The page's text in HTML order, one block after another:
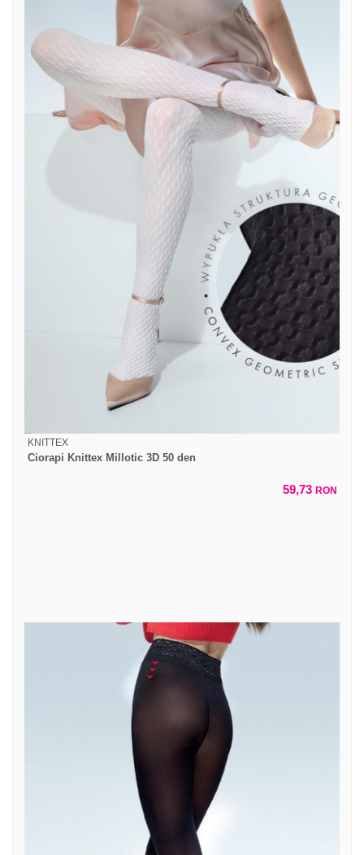
KNITTEX
Ciorapi Knittex Millotic 3D 50 den
59,73 RON